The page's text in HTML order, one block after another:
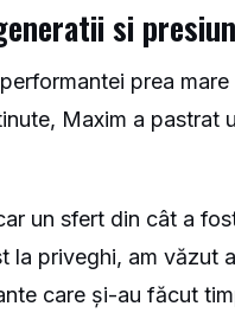
si
prea
Maxim a pastrat
un sfert din cât a
la priveghi, am văzut
care și-au făcut